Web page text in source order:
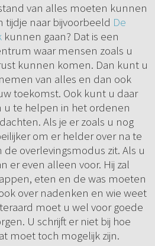
van alles moeten kunnen
naar bijvoorbeeld De
kunnen gaan? Dat is een
waar mensen zoals u
kunnen komen. Dan kunt u
van alles en dan ook
toekomst. Ook kunt u daar
u te helpen in het ordenen
Als je er zoals u nog
om er helder over na te
overlevingsmodus zit. Als u
er even alleen voor. Hij zal
eten en de was moeten
over nadenken en wie weet
moet u wel voor goede
U schrijft er niet bij hoe
moet toch mogelijk zijn.